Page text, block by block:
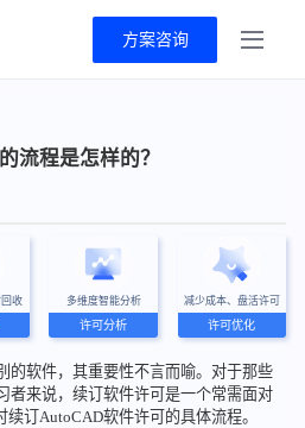
方案咨询
流程是怎样的？
收 多维度智能分析
许可分析
减少成本、盘活许可
许可优化
的软件，其重要性不言而喻。对于那些
者来说，续订软件许可是一个常需面对
订AutoCAD软件许可的具体流程。